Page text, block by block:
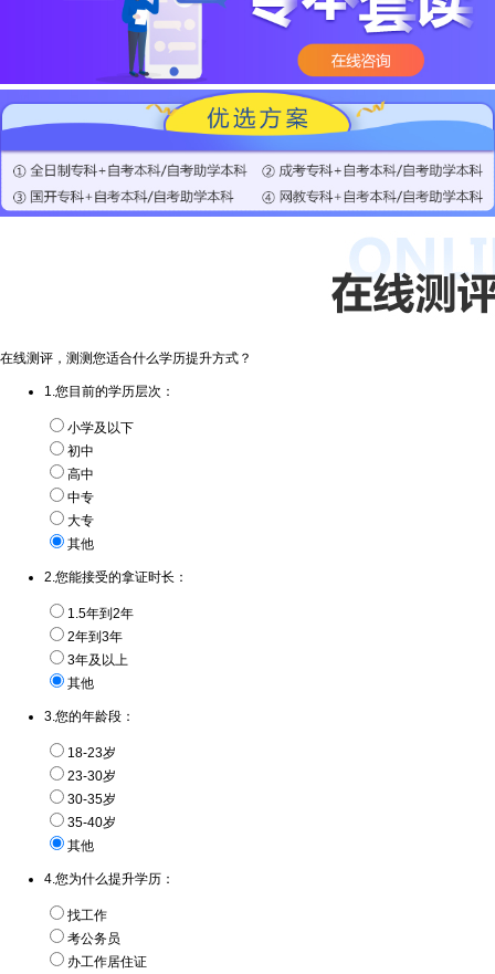
在线测评，测测您适合什么学历提升方式？
1.您目前的学历层次：
小学及以下
初中
高中
中专
大专
其他
2.您能接受的拿证时长：
1.5年到2年
2年到3年
3年及以上
其他
3.您的年龄段：
18-23岁
23-30岁
30-35岁
35-40岁
其他
4.您为什么提升学历：
找工作
考公务员
办工作居住证